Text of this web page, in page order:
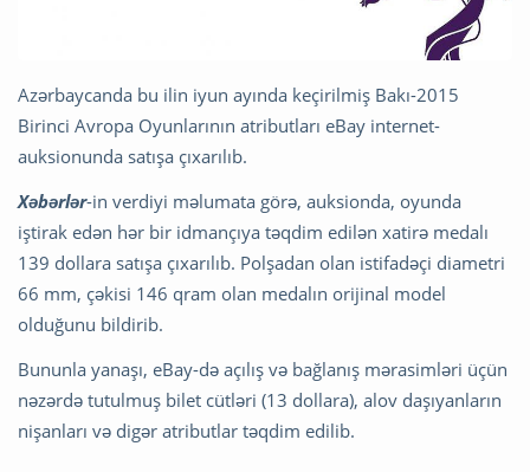
Azərbaycanda bu ilin iyun ayında keçirilmiş Bakı-2015
Birinci Avropa Oyunlarının atributları eBay internet-
auksionunda satışa çıxarılıb.
Xəbərlər-in verdiyi məlumata görə, auksionda, oyunda
iştirak edən hər bir idmançıya təqdim edilən xatirə medalı
139 dollara satışa çıxarılıb. Polşadan olan istifadəçi diametri
66 mm, çəkisi 146 qram olan medalın orijinal model
olduğunu bildirib.
Bununla yanaşı, eBay-də açılış və bağlanış mərasimləri üçün
nəzərdə tutulmuş bilet cütləri (13 dollara), alov daşıyanların
nişanları və digər atributlar təqdim edilib.